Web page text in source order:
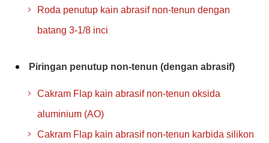
Roda penutup kain abrasif non-tenun dengan
batang 3-1/8 inci
Piringan penutup non-tenun (dengan abrasif)
Cakram Flap kain abrasif non-tenun oksida
aluminium (AO)
Cakram Flap kain abrasif non-tenun karbida silikon